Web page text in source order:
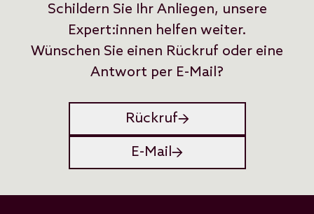
Schildern Sie Ihr Anliegen, unsere
Expert:innen helfen weiter.
Wünschen Sie einen Rückruf oder eine
Antwort per E-Mail?
Rückruf
E-Mail